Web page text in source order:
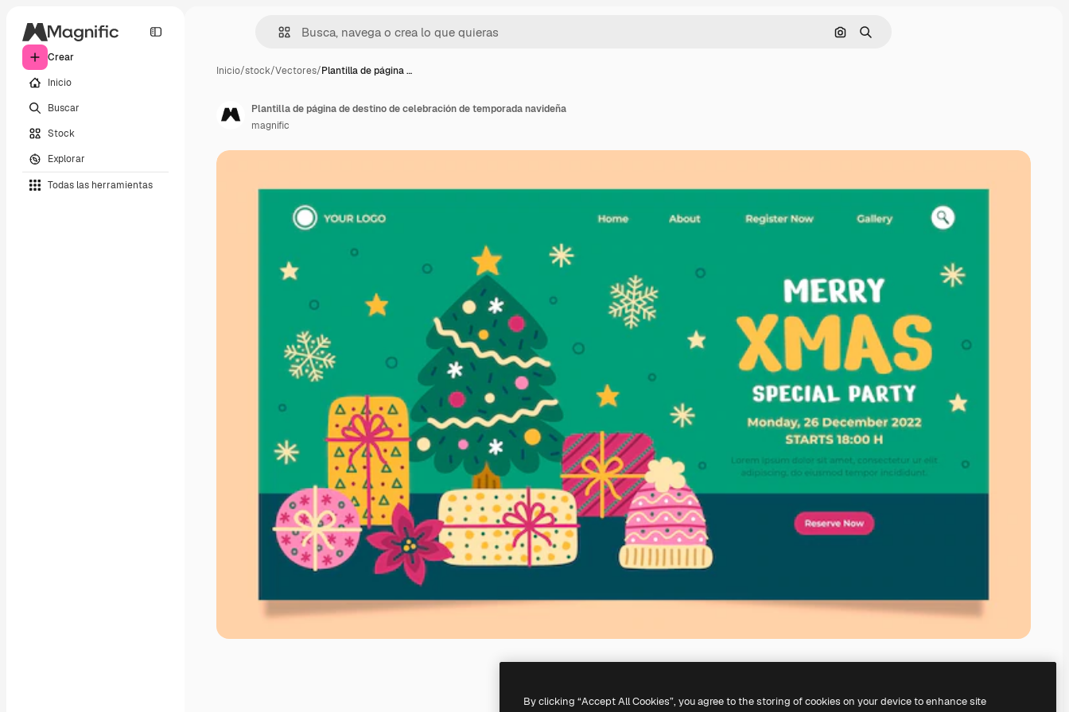
Crear
Inicio
Buscar
Stock
Explorar
Todas las herramientas
Buscar por imagen
Buscar
Inicio/stock/Vectores/Plantilla de página …
Plantilla de página de destino de celebración de temporada navideña
magnific
By clicking “Accept All Cookies”, you agree to the storing of cookies on your device to enhance site